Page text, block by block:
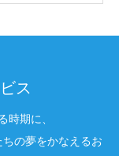
ス
時期に、
の夢をかなえるお